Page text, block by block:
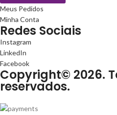
Meus Pedidos
Minha Conta
Redes Sociais
Instagram
LinkedIn
Facebook
Copyright© 2026.
reservados.